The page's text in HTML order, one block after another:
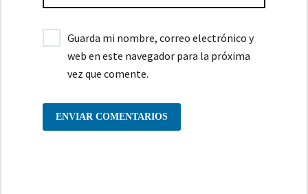
Guarda mi nombre, correo electrónico y
web en este navegador para la próxima
vez que comente.
ENVIAR COMENTARIOS